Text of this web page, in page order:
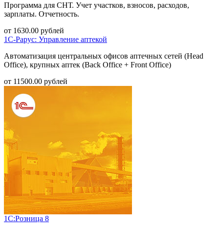
Программа для СНТ. Учет участков, взносов, расходов,
зарплаты. Отчетность.
от 1630.00 рублей
1С-Рарус: Управление аптекой
Автоматизация центральных офисов аптечных сетей (Head
Office), крупных аптек (Back Office + Front Office)
от 11500.00 рублей
1С:Розница 8